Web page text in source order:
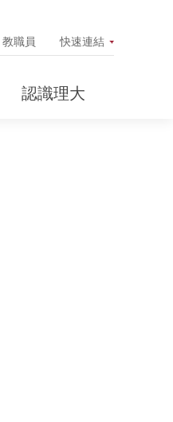
教職員 快速連結
認識理大